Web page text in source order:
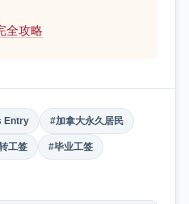
全攻略
Entry #加拿大永久居民
工签 #毕业工签